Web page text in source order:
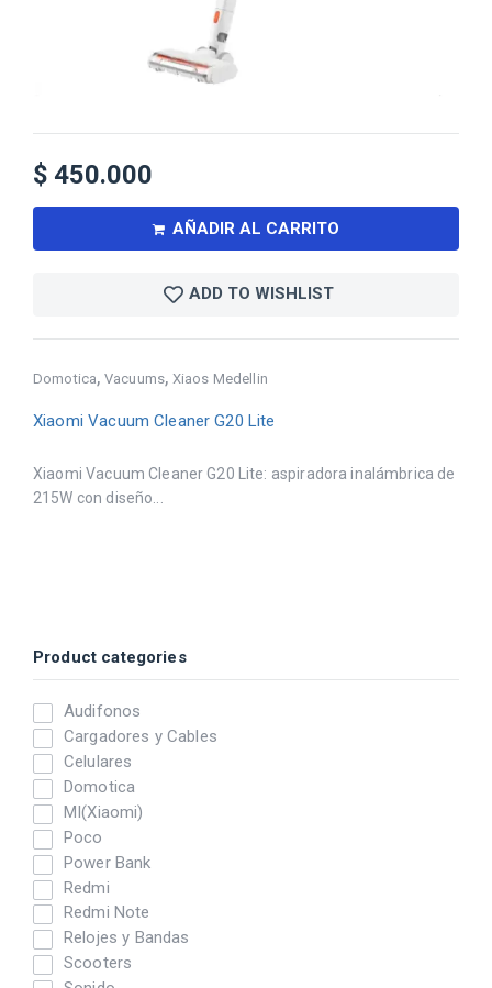
Product categories
Audifonos
Cargadores y Cables
Celulares
Domotica
MI(Xiaomi)
Poco
Power Bank
Redmi
Redmi Note
Relojes y Bandas
Scooters
Domotica,Vacuums, Xiaos Medellin
Xiaomi Vacuum Cleaner G20 Lite
Xiaomi Vacuum Cleaner G20 Lite: aspiradora inalámbrica de
215W con diseño...
$ 450.000
AÑADIR AL CARRITO
ADD TO WISHLIST